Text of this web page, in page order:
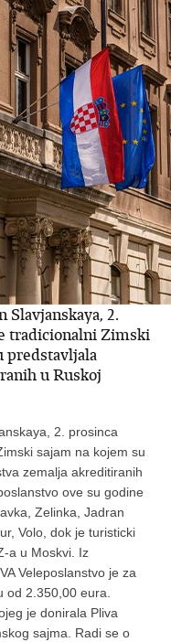
2.
tradicionalni Zimski
predstavljala
u Ruskoj
2. prosinca
sajam na kojem su
zemalja akreditiranih
ove su godine
Zelinka, Jadran
Volo, dok je turisticki
a u Moskvi. Iz
Veleposlanstvo je za
od 2.350,00 eura.
je donirala Pliva
sajma. Radi se o